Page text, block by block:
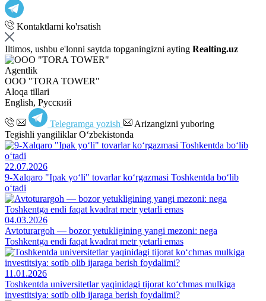
Kontaktlarni ko'rsatish
Iltimos, ushbu e'lonni saytda topganingizni ayting Realting.uz
Agentlik
OOO "TORA TOWER"
Aloqa tillari
English, Русский
Telegramga yozish
Arizangizni yuboring
Tegishli yangiliklar O‘zbekistonda
22.07.2026
9-Xalqaro "Ipak yo‘li" tovarlar ko‘rgazmasi Toshkentda bo‘lib
o‘tadi
04.03.2026
Avtoturargoh — bozor yetukligining yangi mezoni: nega
Toshkentga endi faqat kvadrat metr yetarli emas
11.01.2026
Toshkentda universitetlar yaqinidagi tijorat ko‘chmas mulkiga
investitsiya: sotib olib ijaraga berish foydalimi?